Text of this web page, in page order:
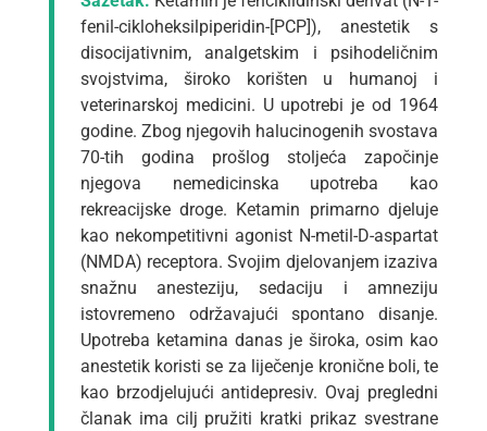
fenil-cikloheksilpiperidin-[PCP]), anestetik s
disocijativnim, analgetskim i psihodeličnim
svojstvima, široko korišten u humanoj i
veterinarskoj medicini. U upotrebi je od 1964
godine. Zbog njegovih halucinogenih svostava
70-tih godina prošlog stoljeća započinje
njegova nemedicinska upotreba kao
rekreacijske droge. Ketamin primarno djeluje
kao nekompetitivni agonist N-metil-D-aspartat
(NMDA) receptora. Svojim djelovanjem izaziva
snažnu anesteziju, sedaciju i amneziju
istovremeno održavajući spontano disanje.
Upotreba ketamina danas je široka, osim kao
anestetik koristi se za liječenje kronične boli, te
kao brzodjelujući antidepresiv. Ovaj pregledni
članak ima cilj pružiti kratki prikaz svestrane